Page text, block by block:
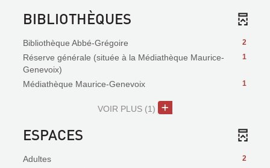
BIBLIOTHÈQUES
2
Bibliothèque Abbé-Grégoire
1
Réserve générale (située à la Médiathèque Maurice-
Genevoix)
1
Médiathèque Maurice-Genevoix
VOIR PLUS (1)
ESPACES
2
Adultes